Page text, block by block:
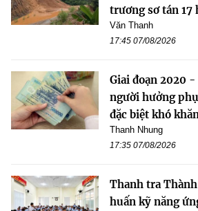
trương sơ tán 17
Văn Thanh
17:45 07/08/2026
Giai đoạn 2020
người hưởng
đặc biệt khó khăn
Thanh Nhung
17:35 07/08/2026
Thanh tra
huấn kỹ năng